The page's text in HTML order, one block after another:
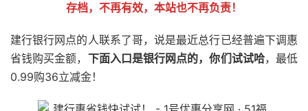
存档，不再有效，本站也不再负责！
建行银行网点的人联系了哥，说是最近总行已经普遍下调惠
省钱购买金额， 下面入口是银行网点的，你们试试哈，最低
0.99购36立减金！